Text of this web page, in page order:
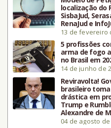
localização do
SisbaJud,
RenaJud e
13 de fevereiro
5 profissões
arma de fogo
no Brasil em
14 de junho de
Reviravolta!
brasileiro
drástica em
Trump e
Alexandre de
04 de agosto de